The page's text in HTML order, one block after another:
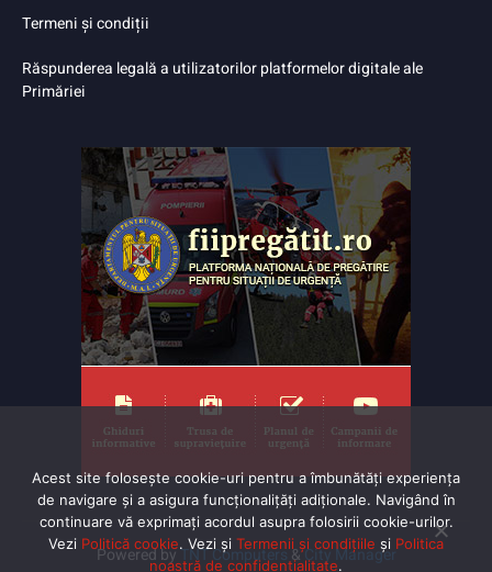
Termeni și condiții
Răspunderea legală a utilizatorilor platformelor digitale ale
Primăriei
Powered byTNT Computers&City Manager
Acest site folosește cookie-uri pentru a îmbunătăți experiența
de navigare și a asigura funcționalițăți adiționale. Navigând în
continuare vă exprimaţi acordul asupra folosirii cookie-urilor.
Vezi Politică cookie. Vezi și Termenii și condițiile și Politica
noastră de confidentialitate.